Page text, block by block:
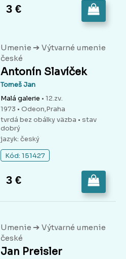
3 €
Umenie ➔ Výtvarné umenie
české
Antonín Slavíček
Tomeš Jan
Malá galerie • 12.zv.
1973 • Odeon,Praha
tvrdá bez obálky väzba • stav
dobrý
jazyk: český
Kód: 151427
3 €
Umenie ➔ Výtvarné umenie
české
Jan Preisler